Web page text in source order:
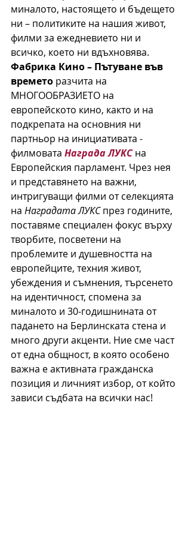
миналото, настоящето и бъдещето
ни – политиките на нашия живот,
филми за ежедневието ни и
всичко, което ни вдъхновява.
Фабрика Кино – Пътуване във
времето разчита на
МНОГООБРАЗИЕТО на
европейското кино, както и на
подкрепата на основния ни
партньор на инициативата -
филмовата Награда ЛУКС на
Европейския парламент. Чрез нея
и представянето на важни,
интригуващи филми от селекцията
на Наградата ЛУКС през годините,
поставяме специален фокус върху
творбите, посветени на
проблемите и душевността на
европейците, техния живот,
убеждения и съмнения, търсенето
на идентичност, спомена за
миналото и 30-годишнината от
падането на Берлинската стена и
много други акценти. Ние сме част
от една общност, в която особено
важна е активната гражданска
позиция и личният избор, от който
зависи съдбата на всички нас!